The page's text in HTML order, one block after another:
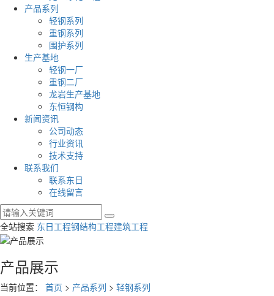
产品系列
轻钢系列
重钢系列
围护系列
生产基地
轻钢一厂
重钢二厂
龙岩生产基地
东恒钢构
新闻资讯
公司动态
行业资讯
技术支持
联系我们
联系东日
在线留言
全站搜索 东日工程钢结构工程建筑工程
产品展示
当前位置： 首页 > 产品系列 > 轻钢系列